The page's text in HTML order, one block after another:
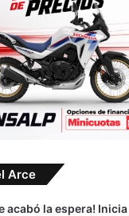
Arce
acabó la espera!